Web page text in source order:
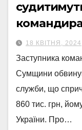
командира
18 КВІТНЯ, 2024
Заступника
Сумщини
служби, що
860 тис. грн,
України. Про…